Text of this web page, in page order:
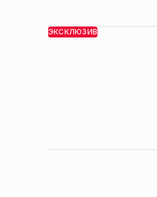
ЭКСКЛЮЗИВ